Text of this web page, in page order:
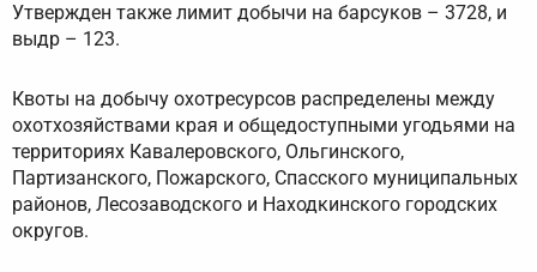
Утвержден также лимит добычи на барсуков – 3728, и
выдр – 123.
Квоты на добычу охотресурсов распределены между
охотхозяйствами края и общедоступными угодьями на
территориях Кавалеровского, Ольгинского,
Партизанского, Пожарского, Спасского муниципальных
районов, Лесозаводского и Находкинского городских
округов.